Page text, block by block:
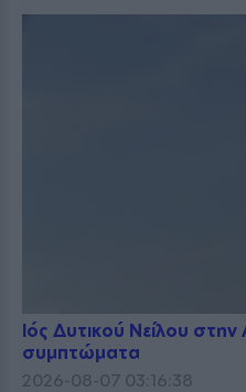
Ιός Δυτικού Νείλου στην
συμπτώματα
2026-08-07 03:16:38